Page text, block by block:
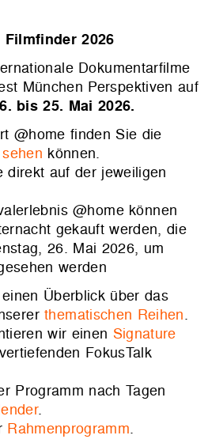
Filmfinder 2026
Dokumentarfilme
München Perspektiven auf
bis 25. Mai 2026.
@home finden Sie die
können.
direkt auf der jeweiligen
@home können
gekauft werden, die
26. Mai 2026, um
werden
Überblick über das
thematischen Reihen.
wir einen Signature
FokusTalk
Programm nach Tagen
.
Rahmenprogramm.